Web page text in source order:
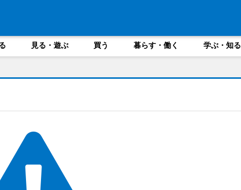
見る・遊ぶ 買う 暮らす・働く 学ぶ・知る